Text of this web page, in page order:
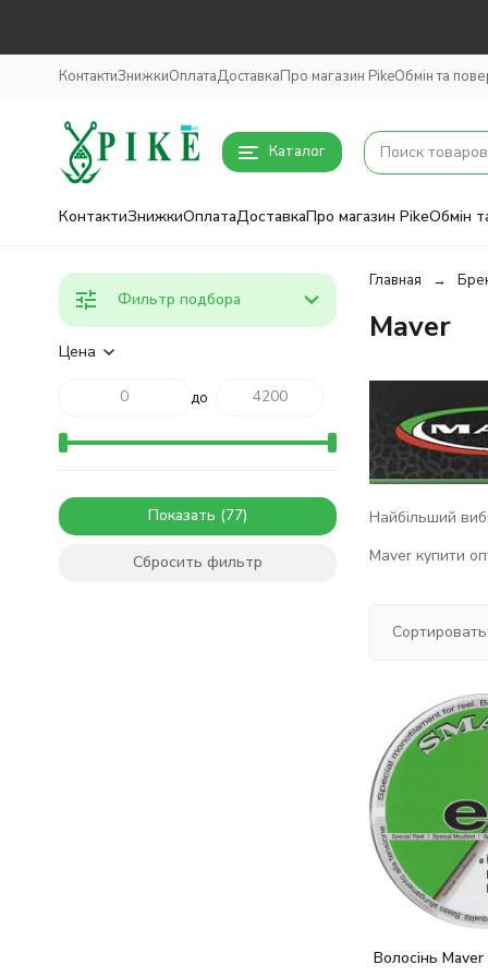
КонтактиЗнижкиОплатаДоставкаПро магазин PikeОбмін та
Каталог
КонтактиЗнижкиОплатаДоставкаПро магазин PikeОбмін
Главная
Maver
Найбільший
Maver купити
Сортировать:
Волосінь
Фильтр подбора
Цена
до
Показать
Сбросить фильтр